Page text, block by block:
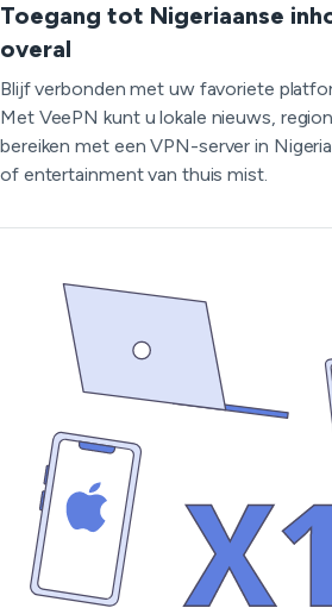
Toegang tot Nigeriaanse
overal
Blijf verbonden met uw favoriete
Met VeePN kunt u lokale nieuws,
bereiken met een VPN-server in
of entertainment van thuis mist.